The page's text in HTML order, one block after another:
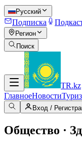
Русский
Подписка
Регион
Поиск
TR.kz
ГлавноеНовости
Вход /
Общество ·